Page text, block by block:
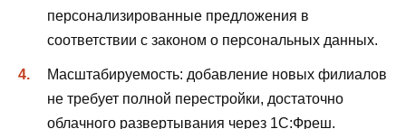
персонализированные предложения в
соответствии с законом о персональных данных.
Масштабируемость: добавление новых филиалов
не требует полной перестройки, достаточно
облачного развертывания через 1С:Фреш.